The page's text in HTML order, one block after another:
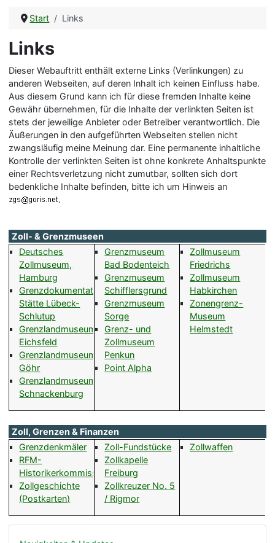
Start Links
Links
Dieser Webauftritt enthält externe Links (Verlinkungen) zu
anderen Webseiten, auf deren Inhalt ich keinen Einfluss habe.
Aus diesem Grund kann ich für diese fremden Inhalte keine
Gewähr übernehmen, für die Inhalte der verlinkten Seiten ist
stets der jeweilige Anbieter oder Betreiber verantwortlich. Die
Äußerungen in den aufgeführten Webseiten stellen nicht
zwangsläufig meine Meinung dar. Eine permanente inhaltliche
Kontrolle der verlinkten Seiten ist ohne konkrete Anhaltspunkte
einer Rechtsverletzung nicht zumutbar, sollten sich dort
bedenkliche Inhalte befinden, bitte ich um Hinweis an
.
Zoll- & Grenzmuseen
Deutsches
Zollmuseum,
Hamburg
Grenzdokumentations-
Stätte Lübeck-
Schlutup
Grenzlandmuseum
Eichsfeld
Grenzlandmuseum
Göhr
Grenzlandmuseum
Schnackenburg
Grenzmuseum
Bad Bodenteich
Grenzmuseum
Schifflersgrund
Grenzmuseum
Sorge
Grenz- und
Zollmuseum
Penkun
Point Alpha
Zollmuseum
Friedrichs
Zollmuseum
Habkirchen
Zonengrenz-
Museum
Helmstedt
Zoll, Grenzen & Finanzen
Grenzdenkmäler
RFM-
Historikerkommission
Zollgeschichte
(Postkarten)
Zoll-Fundstücke
Zollkapelle
Freiburg
Zollkreuzer No. 5
/ Rigmor
Zollwaffen